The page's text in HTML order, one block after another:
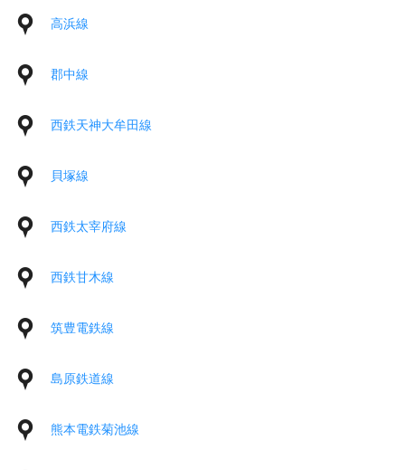
高浜線
郡中線
西鉄天神大牟田線
貝塚線
西鉄太宰府線
西鉄甘木線
筑豊電鉄線
島原鉄道線
熊本電鉄菊池線